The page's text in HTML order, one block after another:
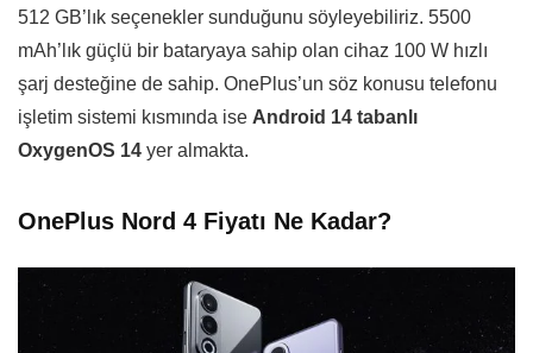
512 GB’lık seçenekler sunduğunu söyleyebiliriz. 5500
mAh’lık güçlü bir bataryaya sahip olan cihaz 100 W hızlı
şarj desteğine de sahip. OnePlus’un söz konusu telefonu
işletim sistemi kısmında ise Android 14 tabanlı
OxygenOS 14 yer almakta.
OnePlus Nord 4 Fiyatı Ne Kadar?